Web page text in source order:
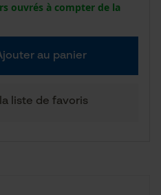
ouvrés à compter de la
au panier
liste de favoris